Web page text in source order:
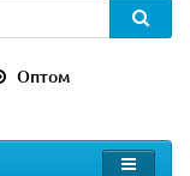
Оптом